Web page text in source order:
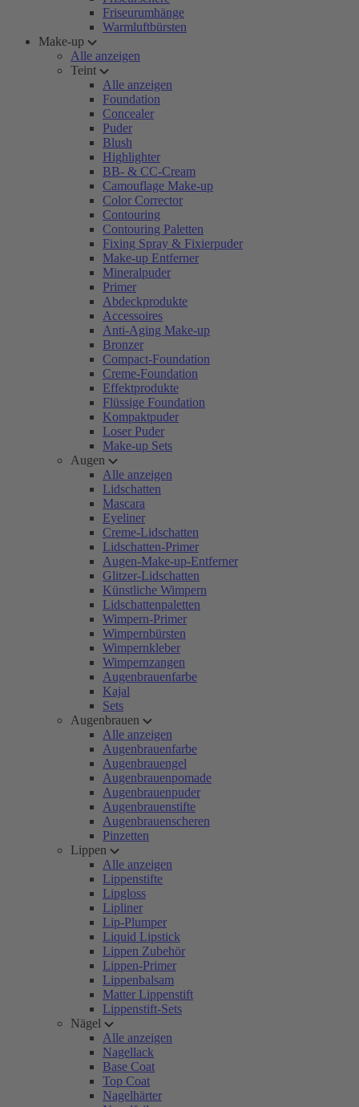
Friseurumhänge
Warmluftbürsten
Make-up
Alle anzeigen
Teint
Alle anzeigen
Foundation
Concealer
Puder
Blush
Highlighter
BB- & CC-Cream
Camouflage Make-up
Color Corrector
Contouring
Contouring Paletten
Fixing Spray & Fixierpuder
Make-up Entferner
Mineralpuder
Primer
Abdeckprodukte
Accessoires
Anti-Aging Make-up
Bronzer
Compact-Foundation
Creme-Foundation
Effektprodukte
Flüssige Foundation
Kompaktpuder
Loser Puder
Make-up Sets
Augen
Alle anzeigen
Lidschatten
Mascara
Eyeliner
Creme-Lidschatten
Lidschatten-Primer
Augen-Make-up-Entferner
Glitzer-Lidschatten
Künstliche Wimpern
Lidschattenpaletten
Wimpern-Primer
Wimpernbürsten
Wimpernkleber
Wimpernzangen
Augenbrauenfarbe
Kajal
Sets
Augenbrauen
Alle anzeigen
Augenbrauenfarbe
Augenbrauengel
Augenbrauenpomade
Augenbrauenpuder
Augenbrauenstifte
Augenbrauenscheren
Pinzetten
Lippen
Alle anzeigen
Lippenstifte
Lipgloss
Lipliner
Lip-Plumper
Liquid Lipstick
Lippen Zubehör
Lippen-Primer
Lippenbalsam
Matter Lippenstift
Lippenstift-Sets
Nägel
Alle anzeigen
Nagellack
Base Coat
Top Coat
Nagelhärter